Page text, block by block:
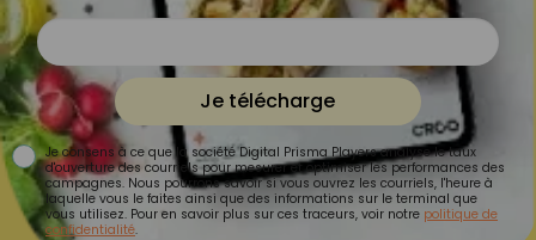
Je télécharge
Je consens à ce que la société Digital Prisma Players analyse le taux
d'ouverture des courriels pour mesurer et optimiser les performances des
campagnes. Nous pourrons savoir si vous ouvrez les courriels, l'heure à
laquelle vous le faites ainsi que des informations sur le terminal que
vous utilisez. Pour en savoir plus sur ces traceurs, voir notre politique de
confidentialité.